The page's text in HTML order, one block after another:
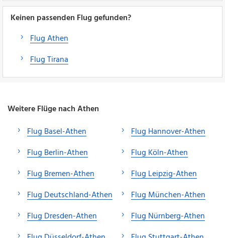
Keinen passenden Flug gefunden?
Flug Athen
Flug Tirana
Weitere Flüge nach Athen
Flug Basel-Athen
Flug Berlin-Athen
Flug Bremen-Athen
Flug Deutschland-Athen
Flug Dresden-Athen
Flug Hannover-Athen
Flug Köln-Athen
Flug Leipzig-Athen
Flug München-Athen
Flug Nürnberg-Athen